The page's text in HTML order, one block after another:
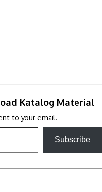
Katalog Material
to your email.
Subscribe